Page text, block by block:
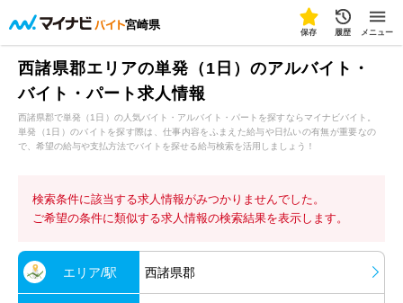
宮崎県
保存 履歴 メニュー
西諸県郡エリアの単発（1日）のアルバイト・
バイト・パート求人情報
西諸県郡で単発（1日）の人気バイト・アルバイト・パートを探すならマイナビバイト。
単発（1日）のバイトを探す際は、仕事内容をふまえた給与や日払いの有無が重要なの
で、希望の給与や支払方法でバイトを探せる給与検索を活用しましょう！
検索条件に該当する求人情報がみつかりませんでした。
ご希望の条件に類似する求人情報の検索結果を表示します。
エリア/駅 西諸県郡